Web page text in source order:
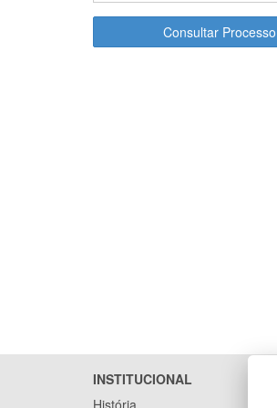
Consultar Processo
INSTITUCIONAL
História